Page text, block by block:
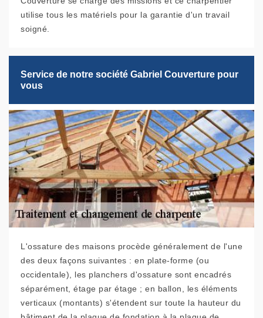
utilise tous les matériels pour la garantie d'un travail
soigné.
Service de notre société Gabriel Couverture pour
vous
L'ossature des maisons procède généralement de l'une
des deux façons suivantes : en plate-forme (ou
occidentale), les planchers d'ossature sont encadrés
séparément, étage par étage ; en ballon, les éléments
verticaux (montants) s'étendent sur toute la hauteur du